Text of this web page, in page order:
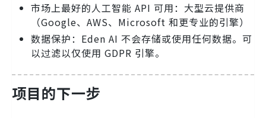
市场上最好的人工智能 API 可用：大型云提供商
（Google、AWS、Microsoft 和更专业的引擎）
数据保护：Eden AI 不会存储或使用任何数据。可
以过滤以仅使用 GDPR 引擎。
项目的下一步